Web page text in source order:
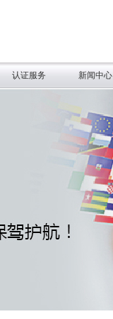
认证服务 新闻中心